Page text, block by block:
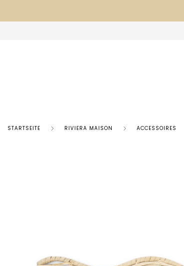
STARTSEITE RIVIERA MAISON ACCESSOIRES